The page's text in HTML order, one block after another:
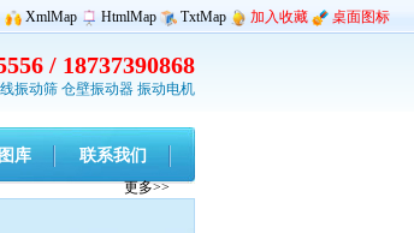
XmlMap HtmlMap TxtMap 加入收藏 桌面图标
/ 18737390868
振动筛 仓壁振动器 振动电机
库 联系我们
更多>>